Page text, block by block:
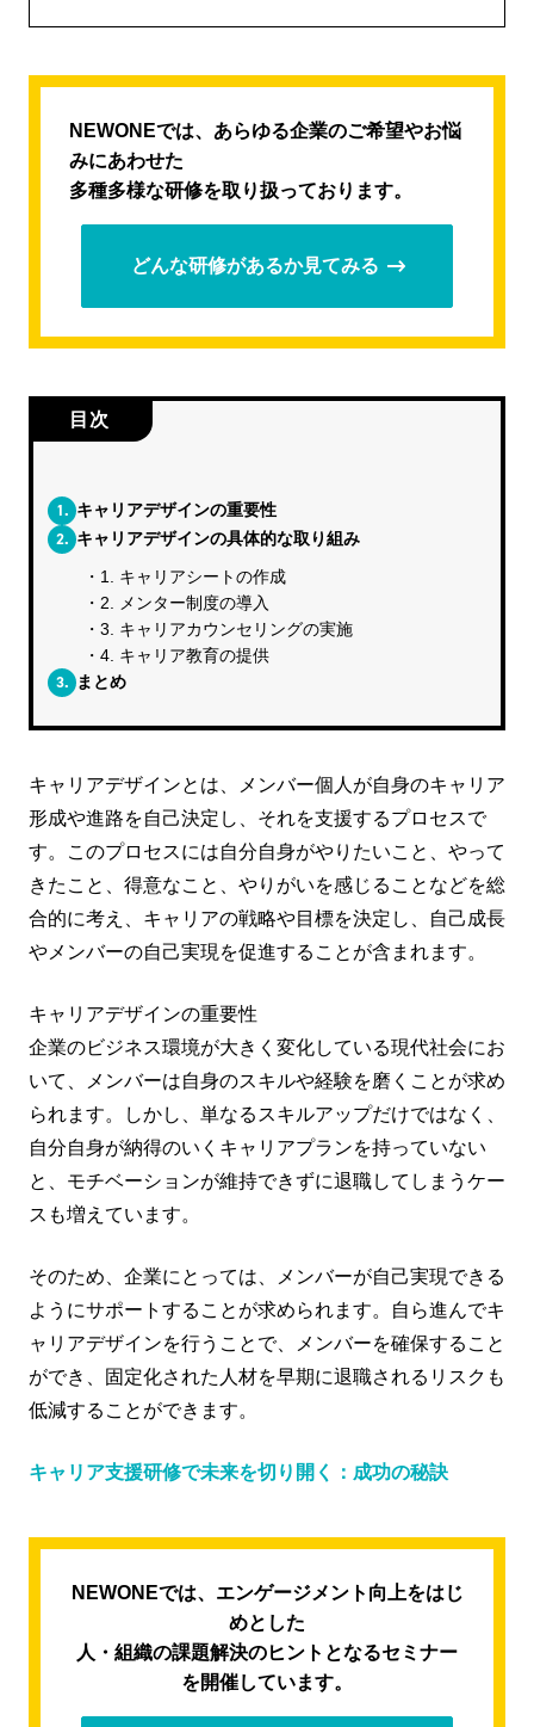
NEWONEでは、あらゆる企業のご希望やお悩
みにあわせた
多種多様な研修を取り扱っております。
どんな研修があるか見てみる
目次
1. キャリアデザインの重要性
2. キャリアデザインの具体的な取り組み
1. キャリアシートの作成
2. メンター制度の導入
3. キャリアカウンセリングの実施
4. キャリア教育の提供
3. まとめ
キャリアデザインとは、メンバー個人が自身のキャリア
形成や進路を自己決定し、それを支援するプロセスで
す。このプロセスには自分自身がやりたいこと、やって
きたこと、得意なこと、やりがいを感じることなどを総
合的に考え、キャリアの戦略や目標を決定し、自己成長
やメンバーの自己実現を促進することが含まれます。
キャリアデザインの重要性
企業のビジネス環境が大きく変化している現代社会にお
いて、メンバーは自身のスキルや経験を磨くことが求め
られます。しかし、単なるスキルアップだけではなく、
自分自身が納得のいくキャリアプランを持っていない
と、モチベーションが維持できずに退職してしまうケー
スも増えています。
そのため、企業にとっては、メンバーが自己実現できる
ようにサポートすることが求められます。自ら進んでキ
ャリアデザインを行うことで、メンバーを確保すること
ができ、固定化された人材を早期に退職されるリスクも
低減することができます。
キャリア支援研修で未来を切り開く：成功の秘訣
NEWONEでは、エンゲージメント向上をはじ
めとした
人・組織の課題解決のヒントとなるセミナー
を開催しています。